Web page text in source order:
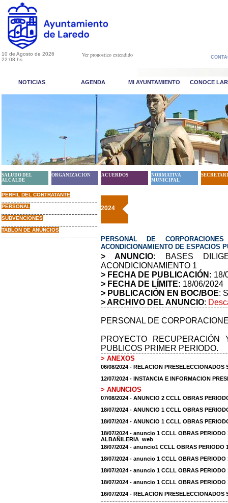
10 de Agosto de 2026
22:08 hs
Ver pronostico extendido
NOTICIAS AGENDA MI AYUNTAMIENTO CONOCE
SALUDO DEL
ALCALDE
ORGANIZACION ACUERDOS
NORMATIVA
MUNICIPAL
PERFIL DEL CONTRATANTE
PERSONAL
SUBVENCIONES
TABLON DE ANUNCIOS
2024
PERSONAL DE
ACONDICIONAMIENTO DE ESPACIOS
> ANUNCIO: BASES
ACONDICIONAMIENTO 1
> FECHA DE PUBLICACIÓN: 18/
> FECHA DE LÍMITE: 18/06/2024
> PUBLICACIÓN EN BOC/BOE:
> ARCHIVO DEL ANUNCIO:
PERSONAL DE
PROYECTO RECUPERACIÓN
PUBLICOS PRIMER PERIODO.
> ANEXOS
06/08/2024 - RELACION
12/07/2024 - INSTANCIA E INFORMACION
> ANUNCIOS
07/08/2024 - ANUNCIO 2 CCLL OBRAS
18/07/2024 - ANUNCIO 1 CCLL OBRAS
18/07/2024 - ANUNCIO 1 CCLL OBRAS
18/07/2024 - anuncio 1 CCLL OBRAS PERIODO
ALBAÑILERIA_web
18/07/2024 - anuncio1 CCLL OBRAS PERIODO
18/07/2024 - anuncio 1 CCLL OBRAS
18/07/2024 - anuncio 1 CCLL OBRAS
18/07/2024 - anuncio 1 CCLL OBRAS
16/07/2024 - RELACION PRESELECCIONADOS